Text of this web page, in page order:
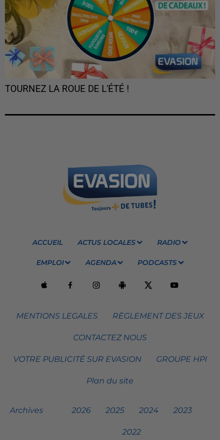
TOURNEZ LA ROUE DE L'ÉTÉ !
ACCUEIL ACTUS LOCALES RADIO
EMPLOI AGENDA PODCASTS
MENTIONS LEGALES RÈGLEMENT DES JEUX
CONTACTEZ NOUS
VOTRE PUBLICITÉ SUR EVASION GROUPE HPI
Plan du site
Archives 2026 2025 2024 2023
2022